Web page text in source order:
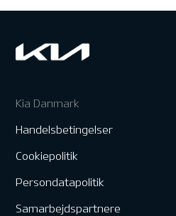
Kia Danmark
Handelsbetingelser
Cookiepolitik
Persondatapolitik
Samarbejdspartnere